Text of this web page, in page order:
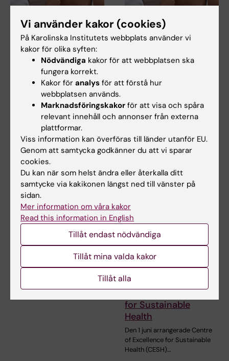
3 jul 2026
Doktorand studerar
hudens roll i
utveckling av
allergisjukdomar hos
Bowen Tan vid Karolinska
Institutet undersöker hur
brister i hudens…
3 jul 2026
Doktorand studerar
hudens roll i
utveckling av
barn
Institutet undersöker hur
brister i hudens…
29 jun 2026
Planeringsbidrag i
samarbete med UCL
KI utlyser ett begränsat antal
planeringsbidrag (upp…
23 jun 2026
KI-Africa Student
Network anordnade
sitt första
evenemang
tillsammans med
Centre of Excellence
for Sustainable
Health
Den 1 juni arrangerade Centre
of Excellence for Sustainable
Health (CESH)…
Vi använder kakor (cookies)
På Karolinska Institutets webbplats använder vi
kakor för olika syften:
Nödvändiga kakor för att webbplatsen ska
fungera korrekt.
Kakor för analys för att förstå hur
webbplatsen används.
Marknadsföringskakor för att visa och spåra
relevant innehåll och annonser från externa
plattformar.
Viss information kan överföras till länder utanför EU.
Genom att samtycka godkänner du att vi sparar
cookies.
Du kan när som helst ändra eller återkalla ditt
samtycke via kakikonen längst ned till vänster på
sidan.
Mer information om våra kakor
Read this information in English
Tillåt endast nödvändiga
Tillåt mina valda kakor
Tillåt alla